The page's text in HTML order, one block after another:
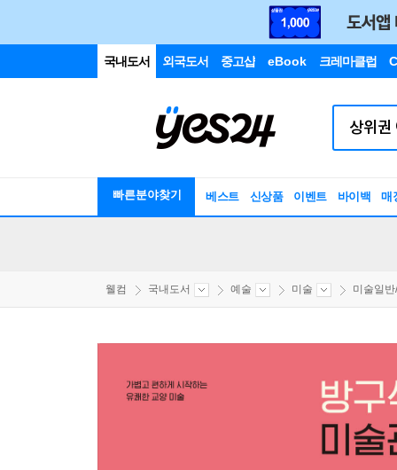
국내도서 외국도서 중고샵 eBook 크레마클럽
빠른분야찾기 베스트 신상품 이벤트 바이백 매
웰컴 국내도서 예술 미술 미술일